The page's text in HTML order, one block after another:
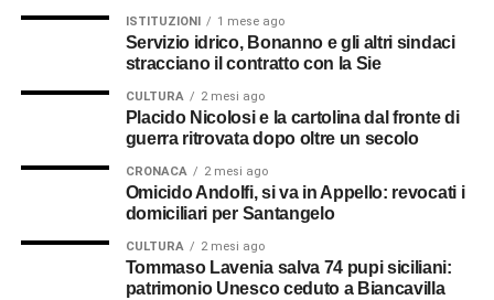
ISTITUZIONI 1 mese ago
Servizio idrico, Bonanno e gli altri sindaci
stracciano il contratto con la Sie
CULTURA 2 mesi ago
Placido Nicolosi e la cartolina dal fronte di
guerra ritrovata dopo oltre un secolo
CRONACA 2 mesi ago
Omicido Andolfi, si va in Appello: revocati i
domiciliari per Santangelo
CULTURA 2 mesi ago
Tommaso Lavenia salva 74 pupi siciliani:
patrimonio Unesco ceduto a Biancavilla